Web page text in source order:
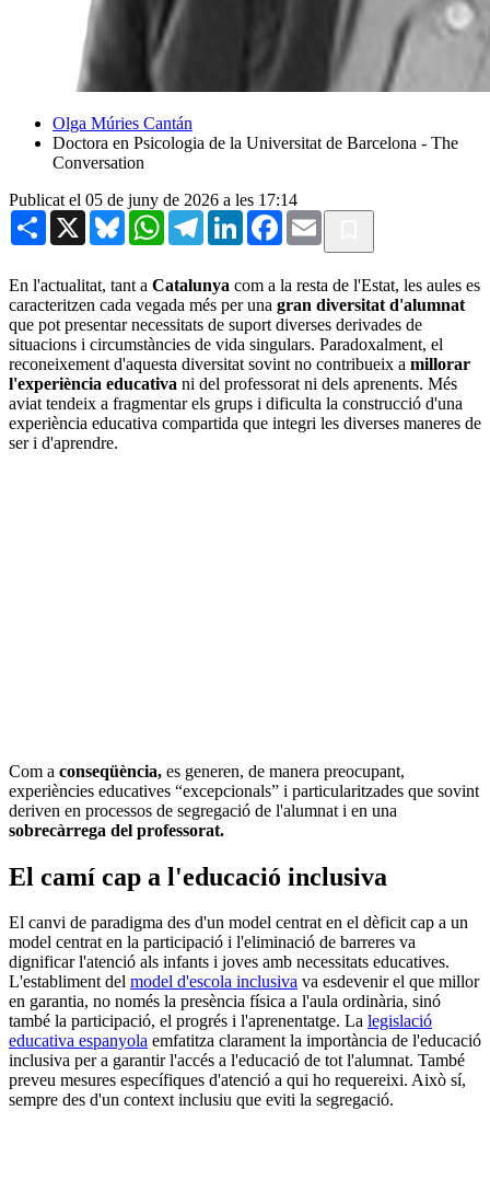
Olga Múries Cantán
Doctora en Psicologia de la Universitat de Barcelona - The
Conversation
Publicat el 05 de juny de 2026 a les 17:14
Share X BlueskyWhatsAppTelegramLinkedInFacebook
Email
En l'actualitat, tant a Catalunya com a la resta de l'Estat, les aules es
caracteritzen cada vegada més per una gran diversitat d'alumnat
que pot presentar necessitats de suport diverses derivades de
situacions i circumstàncies de vida singulars. Paradoxalment, el
reconeixement d'aquesta diversitat sovint no contribueix a millorar
l'experiència educativa ni del professorat ni dels aprenents. Més
aviat tendeix a fragmentar els grups i dificulta la construcció d'una
experiència educativa compartida que integri les diverses maneres de
ser i d'aprendre.
Com a conseqüència, es generen, de manera preocupant,
experiències educatives “excepcionals” i particularitzades que sovint
deriven en processos de segregació de l'alumnat i en una
sobrecàrrega del professorat.
El camí cap a l'educació inclusiva
El canvi de paradigma des d'un model centrat en el dèficit cap a un
model centrat en la participació i l'eliminació de barreres va
dignificar l'atenció als infants i joves amb necessitats educatives.
L'establiment del model d'escola inclusiva va esdevenir el que millor
en garantia, no només la presència física a l'aula ordinària, sinó
també la participació, el progrés i l'aprenentatge. La legislació
educativa espanyola emfatitza clarament la importància de l'educació
inclusiva per a garantir l'accés a l'educació de tot l'alumnat. També
preveu mesures específiques d'atenció a qui ho requereixi. Això sí,
sempre des d'un context inclusiu que eviti la segregació.